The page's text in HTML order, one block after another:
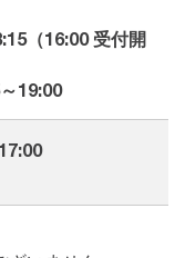
（16:00 受付開
19:00